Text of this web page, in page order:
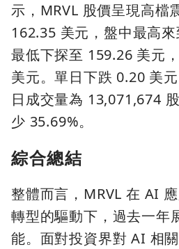
示，MRVL 股價呈現高檔
162.35 美元，盤中最高
最低下探至 159.26 美元
美元。單日下跌 0.20 美
日成交量為 13,071,674
少 35.69%。
綜合總結
整體而言，MRVL 在 AI
轉型的驅動下，過去一年
能。面對投資界對 AI 相